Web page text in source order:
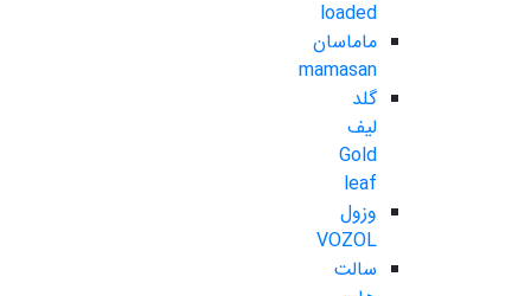
loaded
ماماسان
mamasan
گلد
لیف
Gold
leaf
وزول
VOZOL
سالت